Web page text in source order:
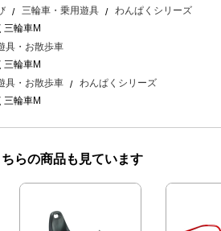
三輪車・乗用遊具
わんぱくシリーズ
三輪車M
具・お散歩車
三輪車M
具・お散歩車
わんぱくシリーズ
三輪車M
らの商品も見ています